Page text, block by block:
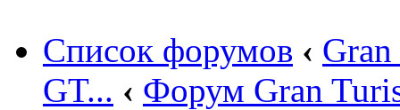
Список форумов ‹
GT... ‹ Форум Gran